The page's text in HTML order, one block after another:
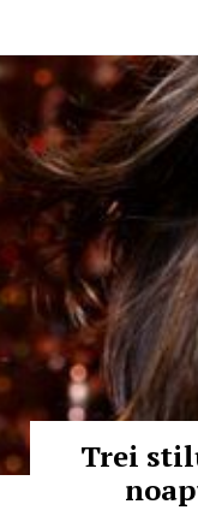
© Copyright:
Trei